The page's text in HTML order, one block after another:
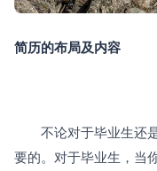
简历的布局及内容
不论对于毕业生还是
要的。对于毕业生，当